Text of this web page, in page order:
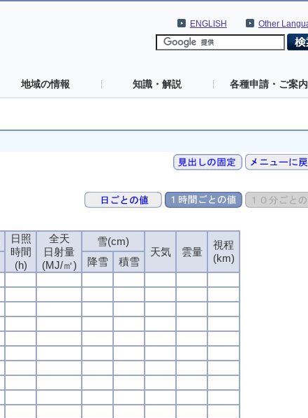
Other
ENGLISH
地域の情報 知識・解説 各種申請・ご案内
日照
時間
(h)
全天
日射量
(MJ/㎡)
雪(cm)
天気
雲量
視程
(km)
降雪
積雪